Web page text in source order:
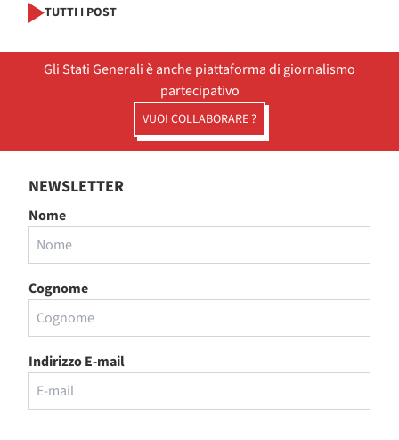
TUTTI I POST
Gli Stati Generali è anche piattaforma di giornalismo
partecipativo
VUOI COLLABORARE ?
NEWSLETTER
Nome
Cognome
Indirizzo E-mail